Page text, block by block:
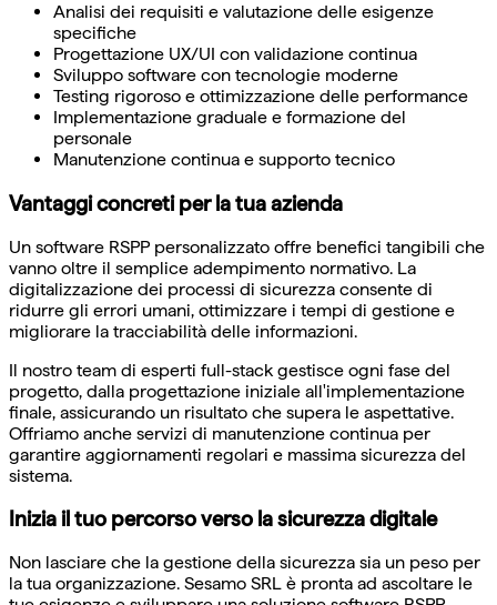
Analisi dei requisiti e valutazione delle esigenze
specifiche
Progettazione UX/UI con validazione continua
Sviluppo software con tecnologie moderne
Testing rigoroso e ottimizzazione delle performance
Implementazione graduale e formazione del
personale
Manutenzione continua e supporto tecnico
Vantaggi concreti per la tua azienda
Un software RSPP personalizzato offre benefici tangibili che
vanno oltre il semplice adempimento normativo. La
digitalizzazione dei processi di sicurezza consente di
ridurre gli errori umani, ottimizzare i tempi di gestione e
migliorare la tracciabilità delle informazioni.
Il nostro team di esperti full-stack gestisce ogni fase del
progetto, dalla progettazione iniziale all'implementazione
finale, assicurando un risultato che supera le aspettative.
Offriamo anche servizi di manutenzione continua per
garantire aggiornamenti regolari e massima sicurezza del
sistema.
Inizia il tuo percorso verso la sicurezza digitale
Non lasciare che la gestione della sicurezza sia un peso per
la tua organizzazione. Sesamo SRL è pronta ad ascoltare le